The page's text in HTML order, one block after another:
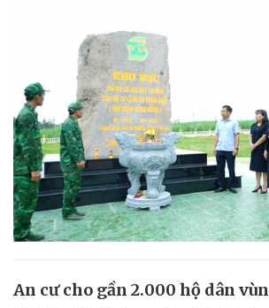
An cư cho gần 2.000 hộ dân